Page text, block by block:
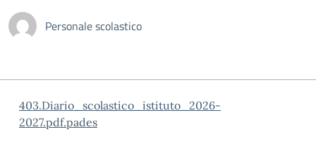
Personale scolastico
403.Diario_scolastico_istituto_2026-
2027.pdf.pades